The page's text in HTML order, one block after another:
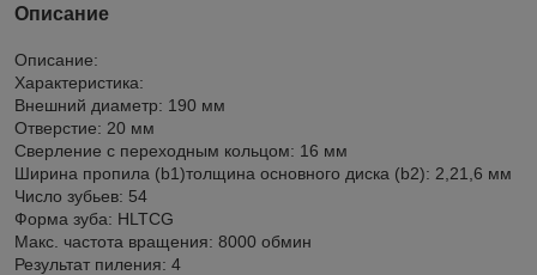
Описание
Описание:
Характеристика:
Внешний диаметр: 190 мм
Отверстие: 20 мм
Сверление с переходным кольцом: 16 мм
Ширина пропила (b1)толщина основного диска (b2): 2,21,6 мм
Число зубьев: 54
Форма зуба: HLTCG
Макс. частота вращения: 8000 обмин
Результат пиления: 4